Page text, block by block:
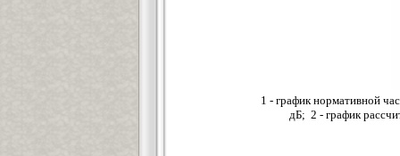
1 - график нормативной
дБ; 2 - график